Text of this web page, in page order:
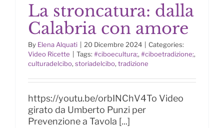
La stroncatura: dalla Calabria con
La stroncatura: dalla
Calabria con amore
By Elena Alquati 20 Dicembre 2024
Categories:
Video Ricette
Tags: #ciboecultura;, #ciboetradizione;,
culturadelcibo, storiadelcibo, tradizione
https://youtu.be/orbINChV4To Video
girato da Umberto Punzi per
Prevenzione a Tavola [...]